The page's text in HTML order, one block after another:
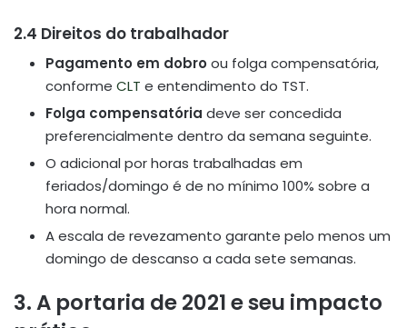
2.4 Direitos do trabalhador
Pagamento em dobro ou folga compensatória,
conforme CLT e entendimento do TST.
Folga compensatória deve ser concedida
preferencialmente dentro da semana seguinte.
O adicional por horas trabalhadas em
feriados/domingo é de no mínimo 100% sobre a
hora normal.
A escala de revezamento garante pelo menos um
domingo de descanso a cada sete semanas.
3. A portaria de 2021 e seu impacto